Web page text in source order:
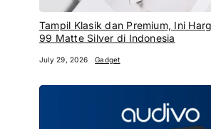
Tampil Klasik dan Premium, Ini
99 Matte Silver di Indonesia
July 29, 2026 Gadget